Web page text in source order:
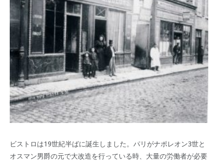
ビストロは19世紀半ばに誕生しました。パリがナポレオン3世と
オスマン男爵の元で大改造を行っている時、大量の労働者が必要